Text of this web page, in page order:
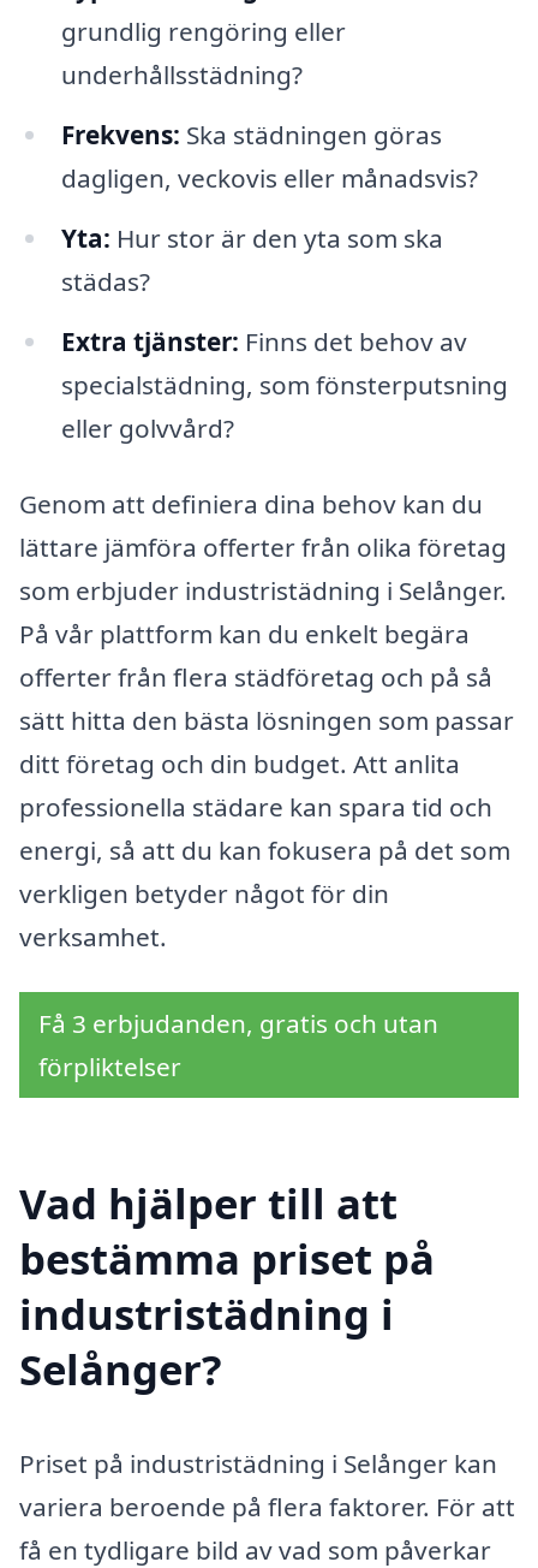
grundlig rengöring eller
underhållsstädning?
Frekvens: Ska städningen göras
dagligen, veckovis eller månadsvis?
Yta: Hur stor är den yta som ska
städas?
Extra tjänster: Finns det behov av
specialstädning, som fönsterputsning
eller golvvård?
Genom att definiera dina behov kan du
lättare jämföra offerter från olika företag
som erbjuder industristädning i Selånger.
På vår plattform kan du enkelt begära
offerter från flera städföretag och på så
sätt hitta den bästa lösningen som passar
ditt företag och din budget. Att anlita
professionella städare kan spara tid och
energi, så att du kan fokusera på det som
verkligen betyder något för din
verksamhet.
Få 3 erbjudanden, gratis och utan
förpliktelser
Vad hjälper till att
bestämma priset på
industristädning i
Selånger?
Priset på industristädning i Selånger kan
variera beroende på flera faktorer. För att
få en tydligare bild av vad som påverkar